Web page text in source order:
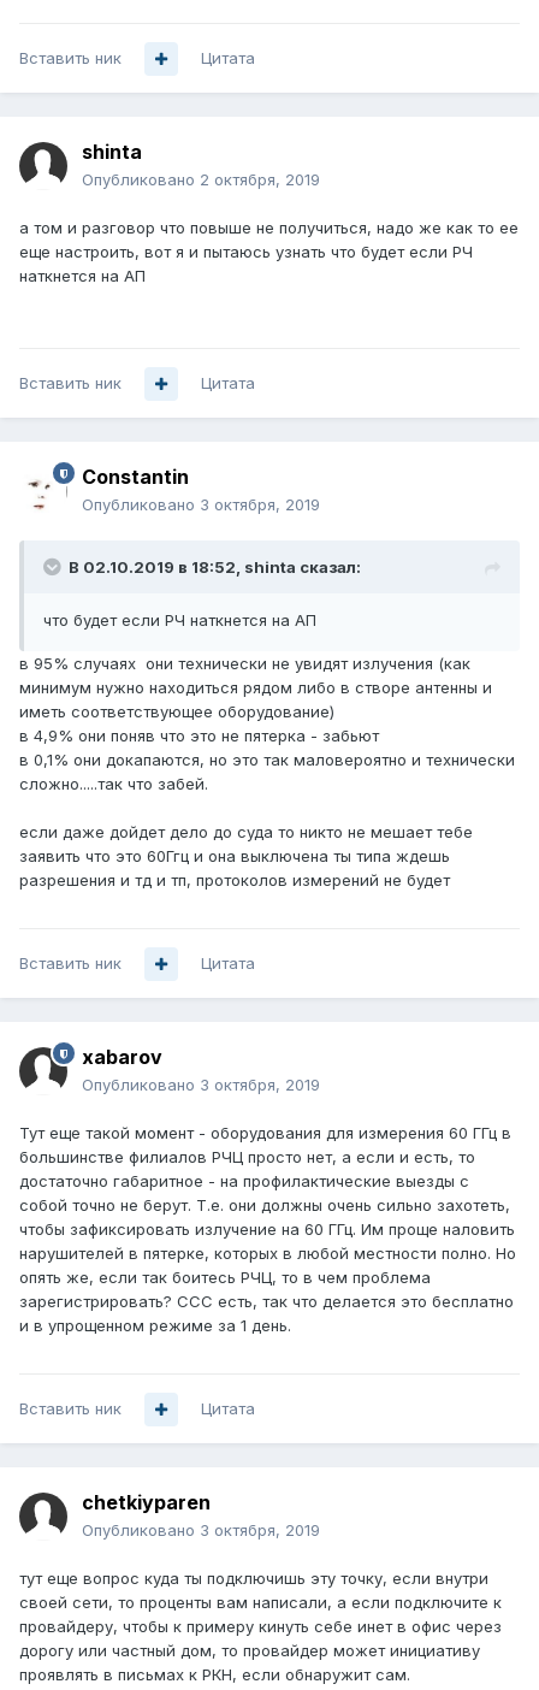
Вставить ник Цитата
shinta
Опубликовано 2 октября, 2019
а том и разговор что повыше не получиться, надо же как то ее
еще настроить, вот я и пытаюсь узнать что будет если РЧ
наткнется на АП
Вставить ник Цитата
Constantin
Опубликовано 3 октября, 2019
В 02.10.2019 в 18:52, shinta сказал:
что будет если РЧ наткнется на АП
в 95% случаях они технически не увидят излучения (как
минимум нужно находиться рядом либо в створе антенны и
иметь соответствующее оборудование)
в 4,9% они поняв что это не пятерка - забьют
в 0,1% они докапаются, но это так маловероятно и технически
сложно.....так что забей.
если даже дойдет дело до суда то никто не мешает тебе
заявить что это 60Ггц и она выключена ты типа ждешь
разрешения и тд и тп, протоколов измерений не будет
Вставить ник Цитата
xabarov
Опубликовано 3 октября, 2019
Тут еще такой момент - оборудования для измерения 60 ГГц в
большинстве филиалов РЧЦ просто нет, а если и есть, то
достаточно габаритное - на профилактические выезды с
собой точно не берут. Т.е. они должны очень сильно захотеть,
чтобы зафиксировать излучение на 60 ГГц. Им проще наловить
нарушителей в пятерке, которых в любой местности полно. Но
опять же, если так боитесь РЧЦ, то в чем проблема
зарегистрировать? ССС есть, так что делается это бесплатно
и в упрощенном режиме за 1 день.
Вставить ник Цитата
chetkiyparen
Опубликовано 3 октября, 2019
тут еще вопрос куда ты подключишь эту точку, если внутри
своей сети, то проценты вам написали, а если подключите к
провайдеру, чтобы к примеру кинуть себе инет в офис через
дорогу или частный дом, то провайдер может инициативу
проявлять в письмах к РКН, если обнаружит сам.